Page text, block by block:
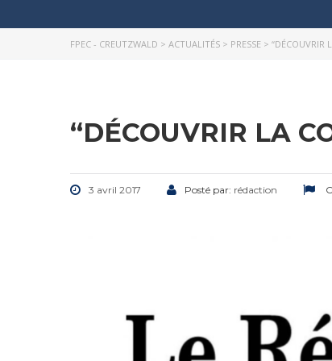
FPEC - CREUTZWALD > ACTUALITÉS > PRESSE > “DÉCOUVRIR
“DÉCOUVRIR LA
3 avril 2017 Posté par: rédaction